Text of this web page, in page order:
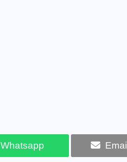
Whatsapp Email